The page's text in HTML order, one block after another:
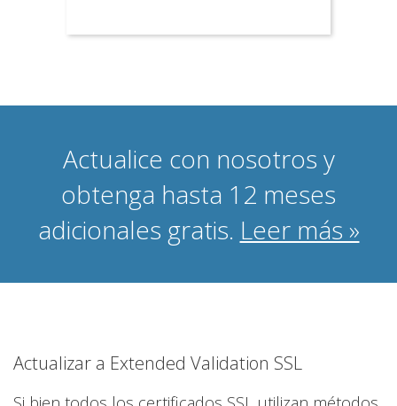
Actualice con nosotros y
obtenga hasta 12 meses
adicionales gratis. Leer más »
Actualizar a Extended Validation SSL